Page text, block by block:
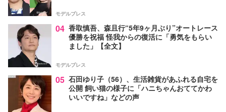
モデルプレス
04 香取慎吾、森且行“5年9ヶ月ぶり”オートレース
優勝を祝福 怪我からの復活に「勇気をもらい
ました」【全文】
モデルプレス
05 石田ゆり子（56）、生活雑貨があふれる自宅を
公開 飼い猫の様子に「ハニちゃんおててかわ
いいですね」などの声